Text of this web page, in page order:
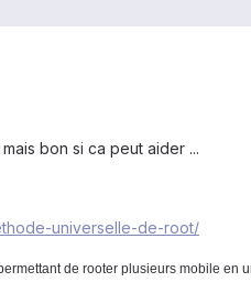
bon si ca peut aider ...
universelle-de-root/
de rooter plusieurs mobile en